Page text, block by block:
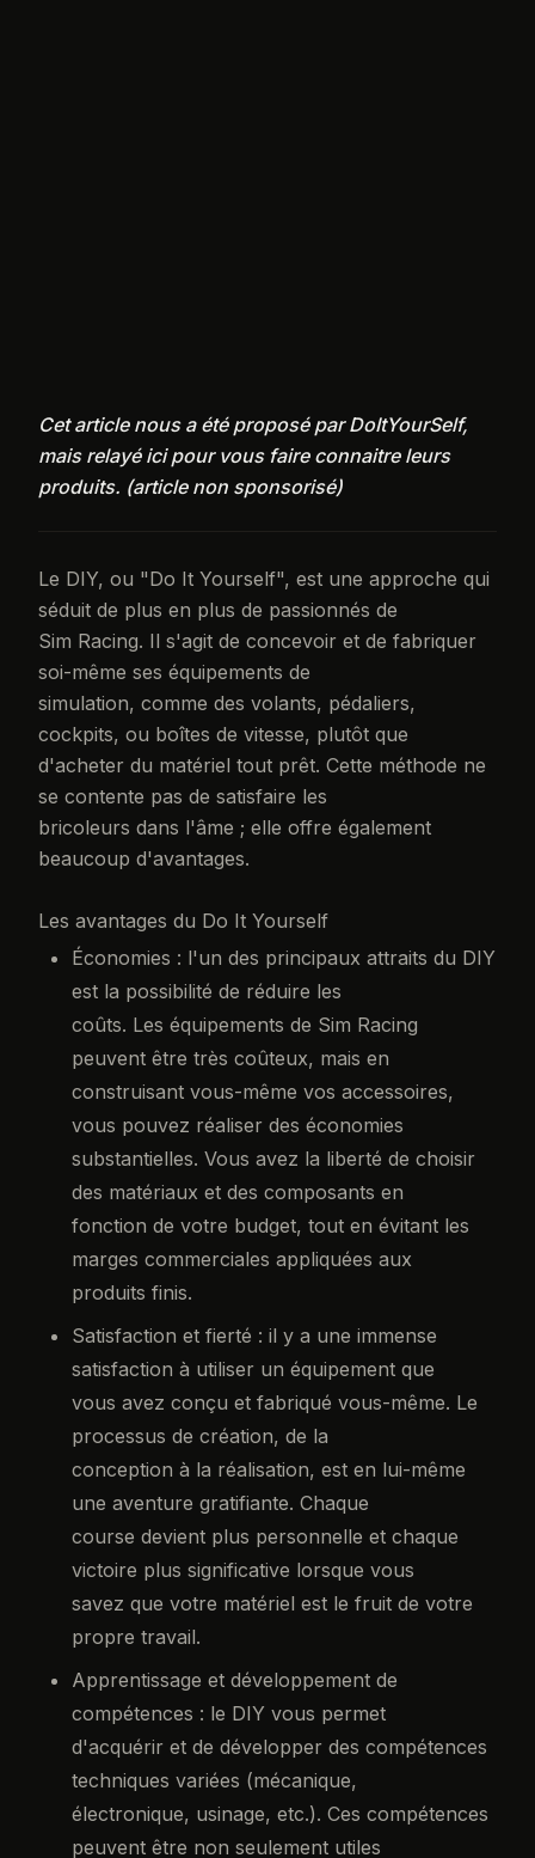
Cet article nous a été proposé par DoItYourSelf,
mais relayé ici pour vous faire connaitre leurs
produits. (article non sponsorisé)
Le DIY, ou "Do It Yourself", est une approche qui
séduit de plus en plus de passionnés de
Sim Racing. Il s'agit de concevoir et de fabriquer
soi-même ses équipements de
simulation, comme des volants, pédaliers,
cockpits, ou boîtes de vitesse, plutôt que
d'acheter du matériel tout prêt. Cette méthode ne
se contente pas de satisfaire les
bricoleurs dans l'âme ; elle offre également
beaucoup d'avantages.
Les avantages du Do It Yourself
Économies : l'un des principaux attraits du DIY
est la possibilité de réduire les
coûts. Les équipements de Sim Racing
peuvent être très coûteux, mais en
construisant vous-même vos accessoires,
vous pouvez réaliser des économies
substantielles. Vous avez la liberté de choisir
des matériaux et des composants en
fonction de votre budget, tout en évitant les
marges commerciales appliquées aux
produits finis.
Satisfaction et fierté : il y a une immense
satisfaction à utiliser un équipement que
vous avez conçu et fabriqué vous-même. Le
processus de création, de la
conception à la réalisation, est en lui-même
une aventure gratifiante. Chaque
course devient plus personnelle et chaque
victoire plus significative lorsque vous
savez que votre matériel est le fruit de votre
propre travail.
Apprentissage et développement de
compétences : le DIY vous permet
d'acquérir et de développer des compétences
techniques variées (mécanique,
électronique, usinage, etc.). Ces compétences
peuvent être non seulement utiles